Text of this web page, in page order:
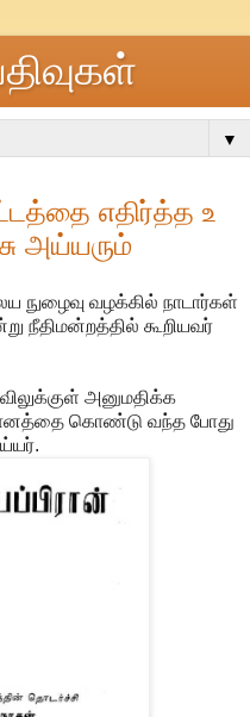
▼
எதிர்த்த உ
அய்யரும்
நுழைவு வழக்கில் நாடார்கள்
நீதிமன்றத்தில் கூறியவர்
அனுமதிக்க
கொண்டு வந்த போது